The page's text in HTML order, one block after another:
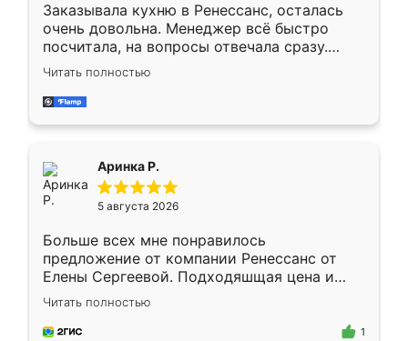
Заказывала кухню в Ренессанс, осталась
очень довольна. Менеджер всё быстро
посчитала, на вопросы отвечала сразу.
Замерщик приехал в субботу, подошёл к
делу со всей ответственностью. Собрали
за день, ребята работали аккуратно, даже
Читать полностью
Аринка Р.
5 августа 2026
Больше всех мне понравилось
предложение от компании Ренессанс от
Елены Сергеевой. Подходяшщая цена и
короткие сроки изготовления. Приехавший
для замера сотрудник Владислав
предложил по моему эскизу самый
Читать полностью
1